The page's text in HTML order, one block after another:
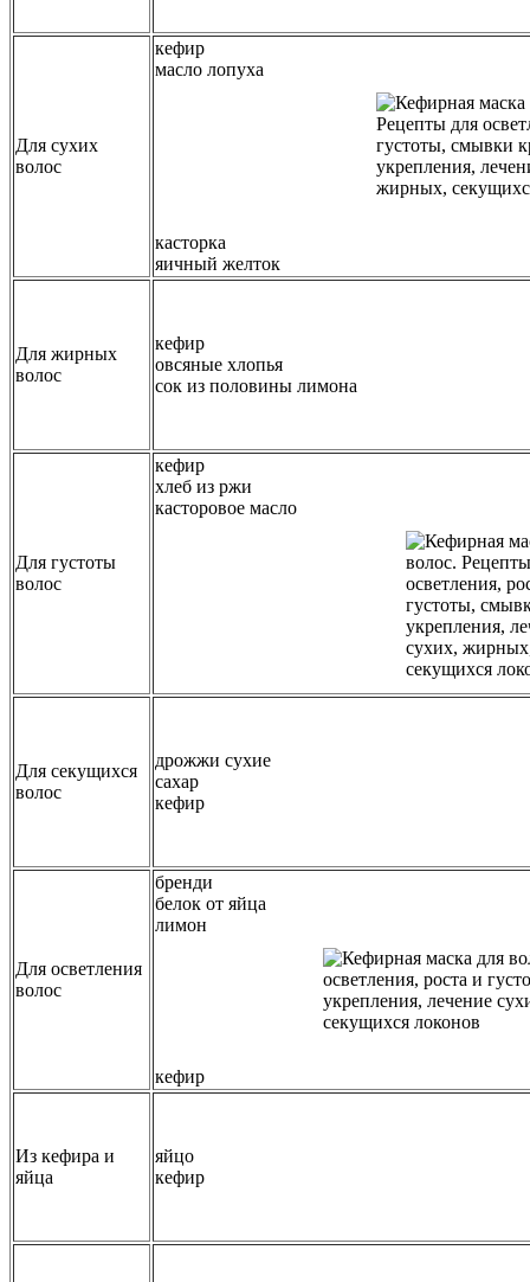
Для сухих
волос
кефир
масло лопуха
касторка
яичный желток
Для жирных
волос
кефир
овсяные хлопья
сок из половины лимона
Для густоты
волос
кефир
хлеб из ржи
касторовое масло
Для секущихся
волос
дрожжи сухие
сахар
кефир
Для осветления
волос
бренди
белок от яйца
лимон
кефир
Из кефира и
яйца
яйцо
кефир